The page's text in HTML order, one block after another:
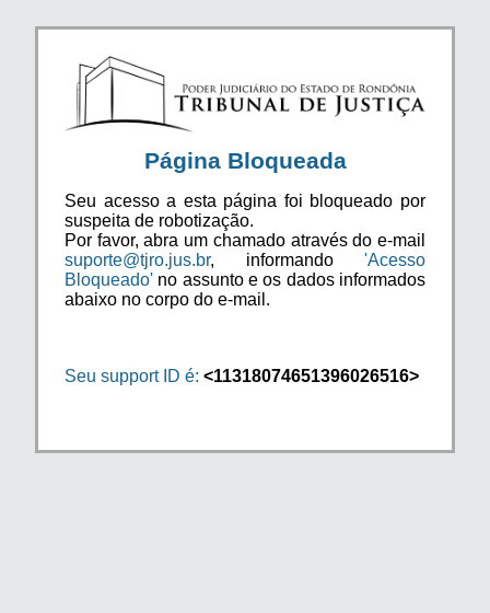
Página Bloqueada
Seu acesso a esta página foi bloqueado por
suspeita de robotização.
Por favor, abra um chamado através do e-mail
suporte@tjro.jus.br, informando 'Acesso
Bloqueado' no assunto e os dados informados
abaixo no corpo do e-mail.
Seu support ID é: <11318074651396026516>